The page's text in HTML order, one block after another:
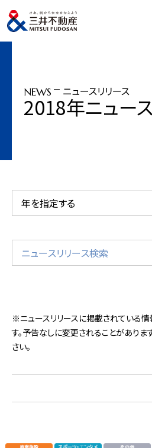
トップページ ニュースリリース
「三井ショッピングパーク ららぽーと &mall
NEWS ニュースリリース
2018年ニュー
年を指定する
※ニュースリリースに掲載されている
す。予告なしに変更されることがありま
さい。